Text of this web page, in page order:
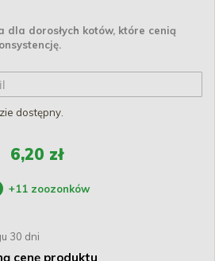
dla dorosłych kotów, które cenią
dostępny.
6,20 zł
+11 zoozonków
30 dni
cenę produktu